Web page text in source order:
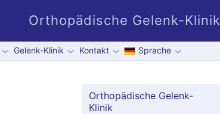
Orthopädische Gelenk-Klinik
Gelenk-Klinik Kontakt Sprache
Orthopädische Gelenk-
Klinik